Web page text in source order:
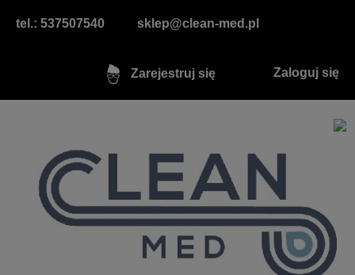
tel.: 537507540 sklep@clean-med.pl
Zarejestruj się Zaloguj się